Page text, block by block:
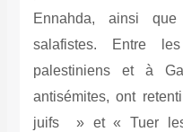
Ennahda, ainsi
salafistes. Entre
palestiniens et à
antisémites, ont
juifs » et « Tuer